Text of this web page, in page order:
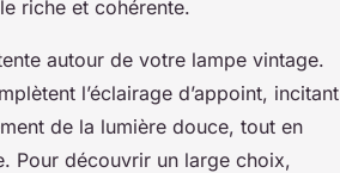
riche et cohérente.
autour de votre lampe vintage.
l’éclairage d’appoint, incitant
de la lumière douce, tout en
Pour découvrir un large choix,